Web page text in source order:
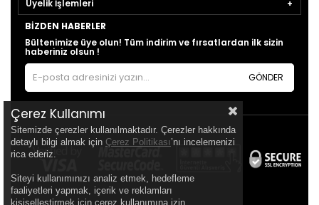
Üyelik İşlemleri
BIZDEN HABERLER
Bültenimize üye olun! Tüm indirim ve fırsatlardan ilk sizin
haberiniz olsun !
GÖNDER
Çerez Kullanımı
Sitemizde çerezler kullanılmaktadır. Çerezler hakkında
detaylı bilgi almak için Çerez Politikası’nı incelemenizi
rica ederiz.
Siteyi kullanımınızı analiz etmek, hedefleme
faaliyetleri yapmak, içerik ve reklamları
kişiselleştirmek için çerez kullanımına izin